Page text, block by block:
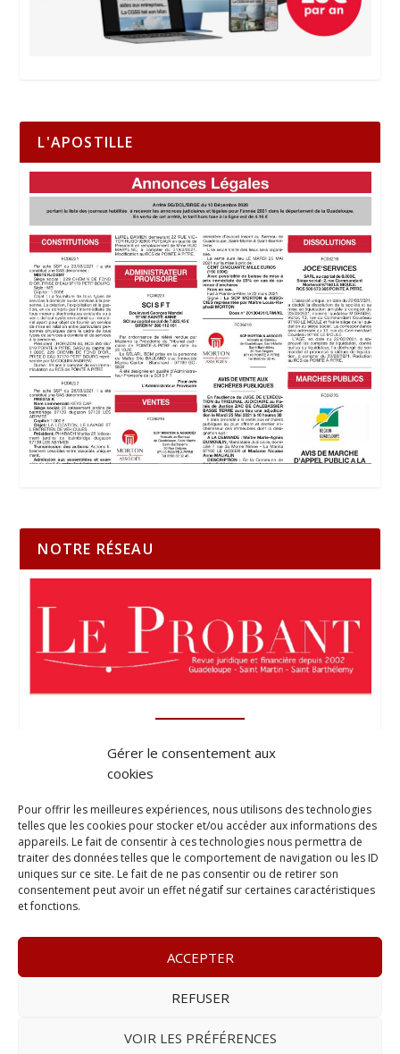
Gérer le consentement aux
cookies
Pour offrir les meilleures expériences, nous utilisons des technologies
telles que les cookies pour stocker et/ou accéder aux informations des
appareils. Le fait de consentir à ces technologies nous permettra de
traiter des données telles que le comportement de navigation ou les ID
uniques sur ce site. Le fait de ne pas consentir ou de retirer son
consentement peut avoir un effet négatif sur certaines caractéristiques
et fonctions.
ACCEPTER
REFUSER
VOIR LES PRÉFÉRENCES
L'APOSTILLE
NOTRE RÉSEAU
– www.lapostille.fr –
– E-mail :contact@lapostille.fr–